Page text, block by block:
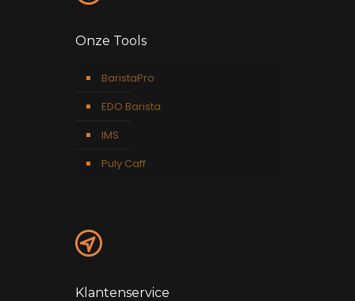
Onze Tools
BaristaPro
EDO Barista
IMS
Puly Caff
Klantenservice